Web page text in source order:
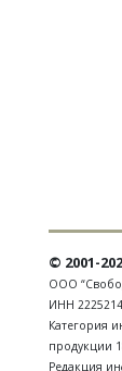
© 2001-
ООО
ИНН
Категория
продукции
Редакция